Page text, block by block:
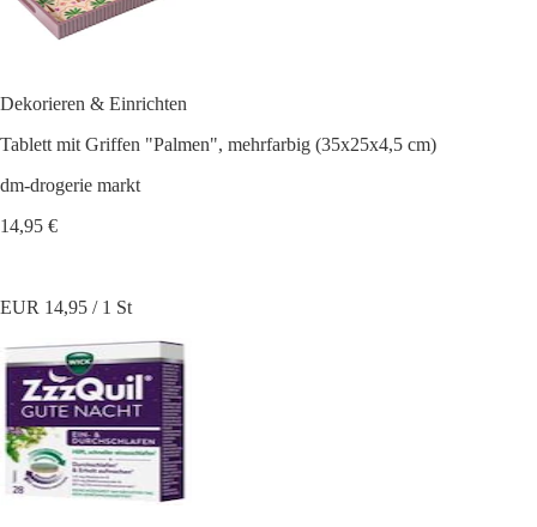
Dekorieren & Einrichten
Tablett mit Griffen "Palmen", mehrfarbig (35x25x4,5 cm)
dm-drogerie markt
14,95 €
EUR 14,95 / 1 St